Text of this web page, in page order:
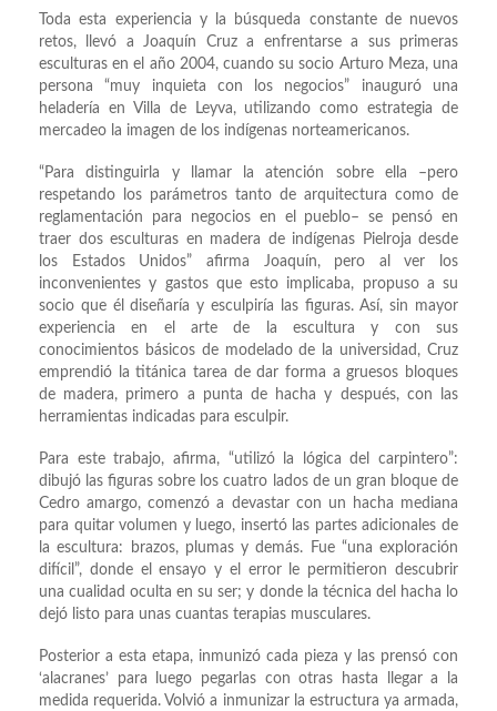
Toda esta experiencia y la búsqueda constante de nuevos
retos, llevó a Joaquín Cruz a enfrentarse a sus primeras
esculturas en el año 2004, cuando su socio Arturo Meza, una
persona “muy inquieta con los negocios” inauguró una
heladería en Villa de Leyva, utilizando como estrategia de
mercadeo la imagen de los indígenas norteamericanos.
“Para distinguirla y llamar la atención sobre ella –pero
respetando los parámetros tanto de arquitectura como de
reglamentación para negocios en el pueblo– se pensó en
traer dos esculturas en madera de indígenas Pielroja desde
los Estados Unidos” afirma Joaquín, pero al ver los
inconvenientes y gastos que esto implicaba, propuso a su
socio que él diseñaría y esculpiría las figuras. Así, sin mayor
experiencia en el arte de la escultura y con sus
conocimientos básicos de modelado de la universidad, Cruz
emprendió la titánica tarea de dar forma a gruesos bloques
de madera, primero a punta de hacha y después, con las
herramientas indicadas para esculpir.
Para este trabajo, afirma, “utilizó la lógica del carpintero”:
dibujó las figuras sobre los cuatro lados de un gran bloque de
Cedro amargo, comenzó a devastar con un hacha mediana
para quitar volumen y luego, insertó las partes adicionales de
la escultura: brazos, plumas y demás. Fue “una exploración
difícil”, donde el ensayo y el error le permitieron descubrir
una cualidad oculta en su ser; y donde la técnica del hacha lo
dejó listo para unas cuantas terapias musculares.
Posterior a esta etapa, inmunizó cada pieza y las prensó con
‘alacranes’ para luego pegarlas con otras hasta llegar a la
medida requerida. Volvió a inmunizar la estructura ya armada,